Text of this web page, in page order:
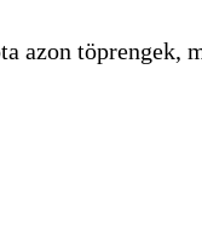
azon töprengek,